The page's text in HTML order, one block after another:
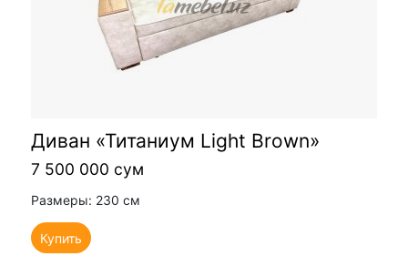
Диван «Титаниум Light Brown»
7 500 000 сум
Размеры: 230 см
Купить